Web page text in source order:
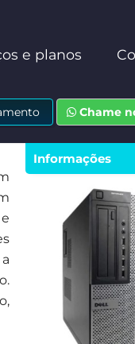
e planos
Chame
Informações